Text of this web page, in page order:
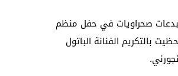
صحراويات في حفل منظم
بالتكريم الفنانة الباتول